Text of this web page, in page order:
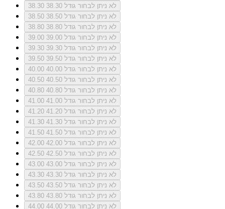
38.30
לא ניתן לבחור גודל 38.30
38.50
לא ניתן לבחור גודל 38.50
38.80
לא ניתן לבחור גודל 38.80
39.00
לא ניתן לבחור גודל 39.00
39.30
לא ניתן לבחור גודל 39.30
39.50
לא ניתן לבחור גודל 39.50
40.00
לא ניתן לבחור גודל 40.00
40.50
לא ניתן לבחור גודל 40.50
40.80
לא ניתן לבחור גודל 40.80
41.00
לא ניתן לבחור גודל 41.00
41.20
לא ניתן לבחור גודל 41.20
41.30
לא ניתן לבחור גודל 41.30
41.50
לא ניתן לבחור גודל 41.50
42.00
לא ניתן לבחור גודל 42.00
42.50
לא ניתן לבחור גודל 42.50
43.00
לא ניתן לבחור גודל 43.00
43.30
לא ניתן לבחור גודל 43.30
43.50
לא ניתן לבחור גודל 43.50
43.80
לא ניתן לבחור גודל 43.80
44.00
לא ניתן לבחור גודל 44.00